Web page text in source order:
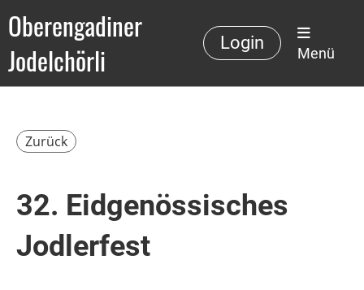
Oberengadiner
Jodelchörli
Login
Menü
Zurück
32. Eidgenössisches
Jodlerfest